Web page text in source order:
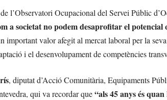
l’Observatori Ocupacional del Servei Públic
a societat no podem desaprofitar el
important valor afegit al mercat laboral per la
i el desenvolupament de competències
, diputat d’Acció Comunitària, Equipaments
qui va recordar que“als 45 anys és